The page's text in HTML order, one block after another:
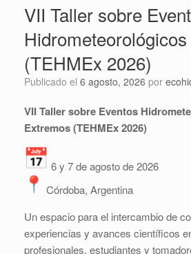
VII Taller sobre
(TEHMEx 2026)
Publicado el 6 agosto, 2026 por
VII Taller sobre Eventos
Extremos (TEHMEx 2026)
6 y 7 de agosto de 2026
Córdoba, Argentina
Un espacio para el intercambio de
experiencias y avances científicos
profesionales, estudiantes y